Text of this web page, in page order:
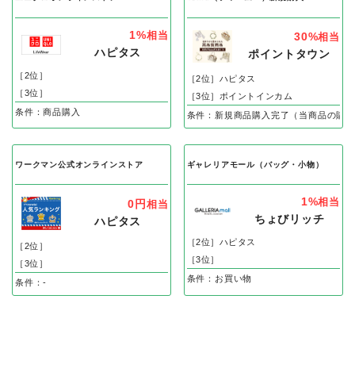
1%相当
ハピタス
［2位］
［3位］
条件：商品購入
30%相当
ポイントタウン
［2位］ハピタス
［3位］ポイントインカム
条件：新規商品購入完了（当商品の購
ワークマン公式オンラインストア
0円 相当
ハピタス
［2位］
［3位］
条件：-
ギャレリアモール（バッグ・小物）
1%相当
ちょびリッチ
［2位］ハピタス
［3位］
条件：お買い物